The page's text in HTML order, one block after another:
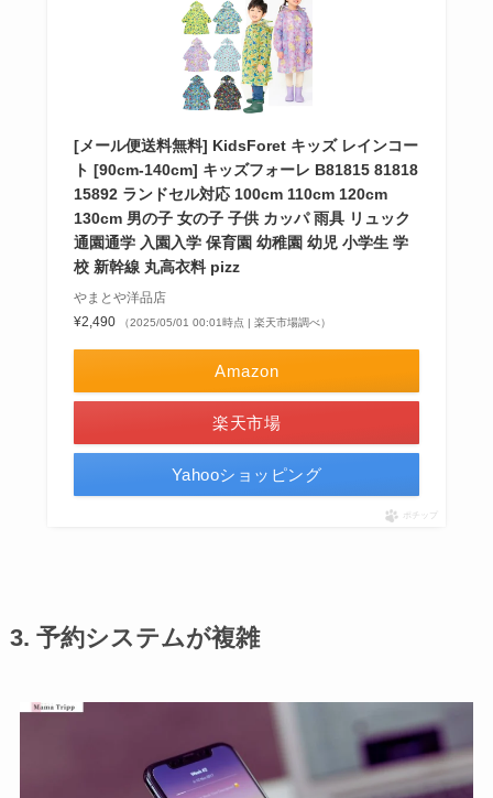
[メール便送料無料] KidsForet キッズ レインコー
ト [90cm-140cm] キッズフォーレ B81815 81818
15892 ランドセル対応 100cm 110cm 120cm
130cm 男の子 女の子 子供 カッパ 雨具 リュック
通園通学 入園入学 保育園 幼稚園 幼児 小学生 学
校 新幹線 丸高衣料 pizz
やまとや洋品店
¥2,490
（2025/05/01 00:01時点 | 楽天市場調べ）
Amazon
楽天市場
Yahooショッピング
ポチップ
3. 予約システムが複雑